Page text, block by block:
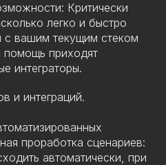
Критически
легко и быстро
с вашим текущим стеком
помощь приходят
интеграторы.
и интеграций.
проработка сценариев:
автоматически, при